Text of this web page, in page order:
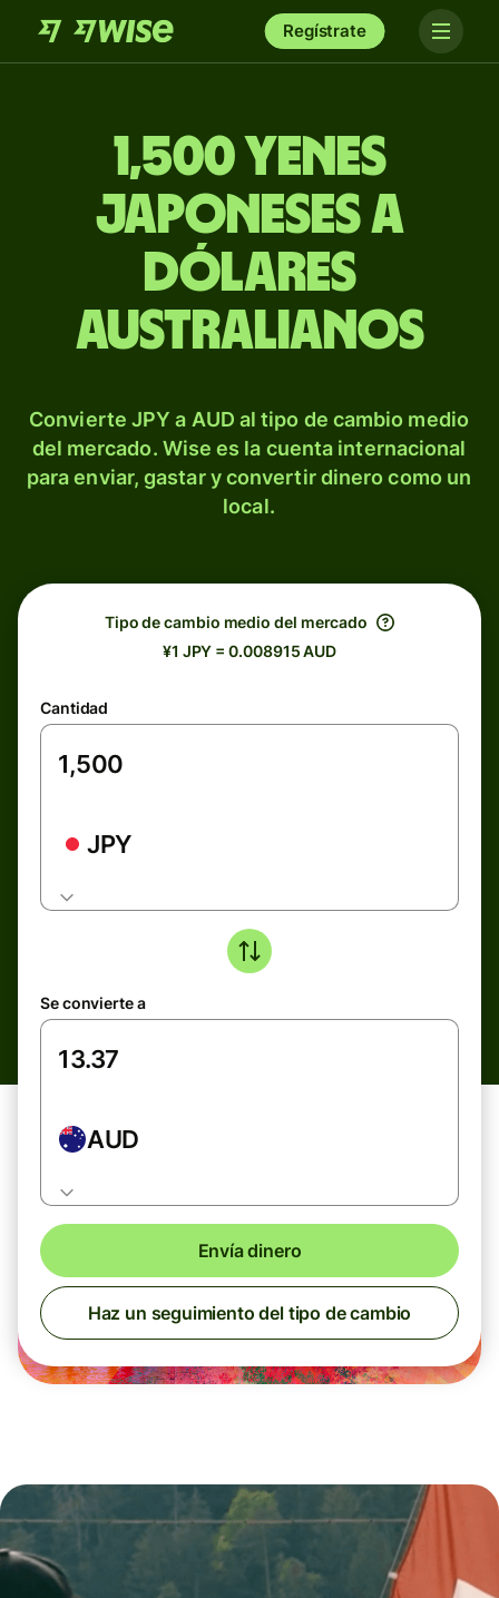
Regístrate
1,500 yenes
japoneses a
dólares
australianos
Convierte JPY a AUD al tipo de cambio medio
del mercado. Wise es la cuenta internacional
para enviar, gastar y convertir dinero como un
local.
Tipo de cambio medio del mercado
¥1 JPY = 0.008915 AUD
Cantidad
JPY
Se convierte a
AUD
Envía dinero
Haz un seguimiento del tipo de cambio